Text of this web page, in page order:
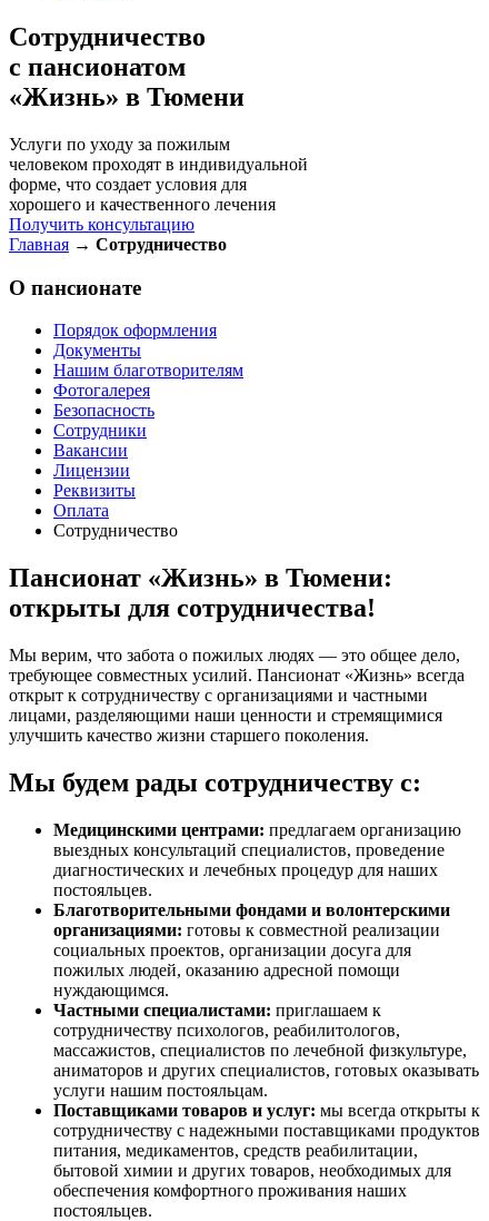
Сотрудничество
с пансионатом
«Жизнь» в Тюмени
Услуги по уходу за пожилым
человеком проходят в индивидуальной
форме, что создает условия для
хорошего и качественного лечения
Получить консультацию
Главная → Сотрудничество
О пансионате
Порядок оформления
Документы
Нашим благотворителям
Фотогалерея
Безопасность
Сотрудники
Вакансии
Лицензии
Реквизиты
Оплата
Сотрудничество
Пансионат «Жизнь» в Тюмени:
открыты для сотрудничества!
Мы верим, что забота о пожилых людях — это общее дело,
требующее совместных усилий. Пансионат «Жизнь» всегда
открыт к сотрудничеству с организациями и частными
лицами, разделяющими наши ценности и стремящимися
улучшить качество жизни старшего поколения.
Мы будем рады сотрудничеству с:
Медицинскими центрами: предлагаем организацию
выездных консультаций специалистов, проведение
диагностических и лечебных процедур для наших
постояльцев.
Благотворительными фондами и волонтерскими
организациями: готовы к совместной реализации
социальных проектов, организации досуга для
пожилых людей, оказанию адресной помощи
нуждающимся.
Частными специалистами: приглашаем к
сотрудничеству психологов, реабилитологов,
массажистов, специалистов по лечебной физкультуре,
аниматоров и других специалистов, готовых оказывать
услуги нашим постояльцам.
Поставщиками товаров и услуг: мы всегда открыты к
сотрудничеству с надежными поставщиками продуктов
питания, медикаментов, средств реабилитации,
бытовой химии и других товаров, необходимых для
обеспечения комфортного проживания наших
постояльцев.